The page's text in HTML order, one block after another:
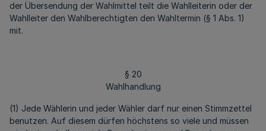
der Übersendung der Wahlmittel teilt die Wahlleiterin oder der
Wahlleiter den Wahlberechtigten den Wahltermin (§ 1 Abs. 1)
mit.
§ 20
Wahlhandlung
(1) Jede Wählerin und jeder Wähler darf nur einen Stimmzettel
benutzen. Auf diesem dürfen höchstens so viele und müssen